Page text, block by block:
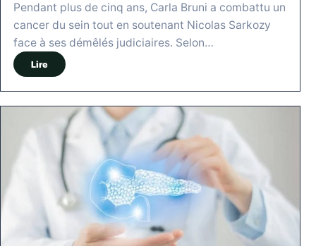
Pendant plus de cinq ans, Carla Bruni a combattu un
cancer du sein tout en soutenant Nicolas Sarkozy
face à ses démêlés judiciaires. Selon…
Lire